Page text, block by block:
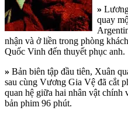
»
quay
nhận và ở liền trong phòng
Quốc Vinh đến thuyết phục anh.
» Bản biên tập đầu tiên, Xuân
sau cùng Vương Gia Vệ đã cắt
quan hệ giữa hai nhân vật
bản phim 96 phút.